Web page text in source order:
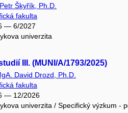
Škyřík, Ph.D.
fakulta
— 6/2027
univerzita
III. (MUNI/A/1793/2025)
David Drozd, Ph.D.
fakulta
— 12/2026
univerzita / Specifický výzkum -